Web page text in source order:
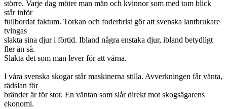
större. Varje dag möter man män och kvinnor som med tom blick
står inför
fullbordat faktum. Torkan och foderbrist gör att svenska lantbrukare
tvingas
slakta sina djur i förtid. Ibland några enstaka djur, ibland betydligt
fler än så.
Slakta det som man lever för att värna.
I våra svenska skogar står maskinerna stilla. Avverkningen får vänta,
rädslan för
bränder är för stor. En väntan som slår direkt mot skogsägarens
ekonomi.